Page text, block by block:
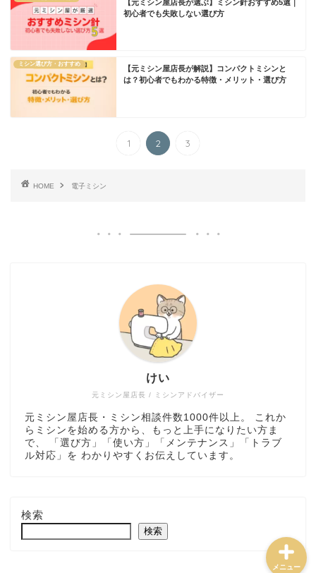
【元ミシン屋店長が選ぶ】ミシン針おすすめ5選｜
初心者でも失敗しない選び方
ミシン選び方・おすすめ
【元ミシン屋店長が解説】コンパクトミシンと
は？初心者でもわかる特徴・メリット・選び方
1 2 3
HOME 電子ミシン
元ミシン屋店長 / ミシンアドバイザー
けい
元ミシン屋店長・ミシン相談件数1000件以上。 これか
らミシンを始める方から、もっと上手になりたい方ま
で、 「選び方」「使い方」「メンテナンス」「トラブ
ル対応」を わかりやすくお伝えしています。
検索
検索
メニュー
ミシン選び方・おすすめ
トラブル解決・メンテナ
ミシンの使い方・道具